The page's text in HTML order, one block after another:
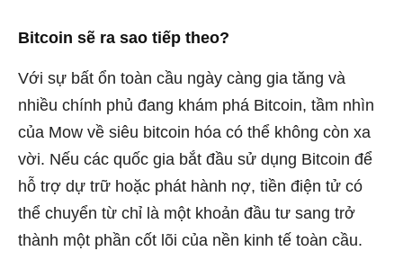
Bitcoin sẽ ra sao tiếp theo?
Với sự bất ổn toàn cầu ngày càng gia tăng và
nhiều chính phủ đang khám phá Bitcoin, tầm nhìn
của Mow về siêu bitcoin hóa có thể không còn xa
vời. Nếu các quốc gia bắt đầu sử dụng Bitcoin để
hỗ trợ dự trữ hoặc phát hành nợ, tiền điện tử có
thể chuyển từ chỉ là một khoản đầu tư sang trở
thành một phần cốt lõi của nền kinh tế toàn cầu.